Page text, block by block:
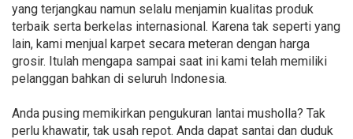
yang terjangkau namun selalu menjamin kualitas produk
terbaik serta berkelas internasional. Karena tak seperti yang
lain, kami menjual karpet secara meteran dengan harga
grosir. Itulah mengapa sampai saat ini kami telah memiliki
pelanggan bahkan di seluruh Indonesia.
Anda pusing memikirkan pengukuran lantai musholla? Tak
perlu khawatir, tak usah repot. Anda dapat santai dan duduk